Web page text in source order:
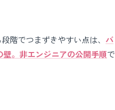
階でつまずきやすい点は、 バ
。非エンジニアの公開手順で